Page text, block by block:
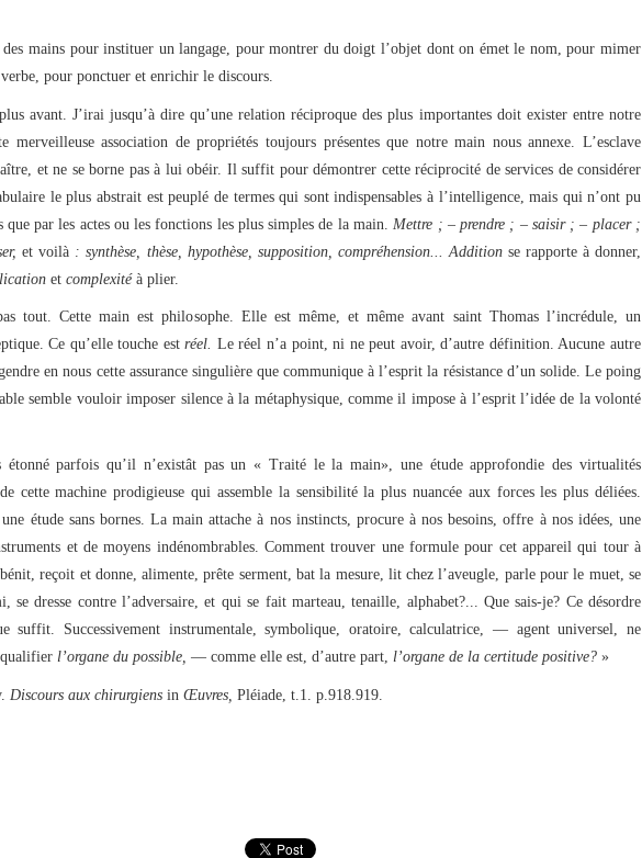
mains pour instituer un langage, pour montrer du doigt l’objet dont on émet le nom, pour mimer
pour ponctuer et enrichir le discours.
avant. J’irai jusqu’à dire qu’une relation réciproque des plus importantes doit exister entre notre
merveilleuse association de propriétés toujours présentes que notre main nous annexe. L’esclave
et ne se borne pas à lui obéir. Il suffit pour démontrer cette réciprocité de services de considérer
le plus abstrait est peuplé de termes qui sont indispensables à l’intelligence, mais qui n’ont pu
par les actes ou les fonctions les plus simples de la main. Mettre ; – prendre ; – saisir ; – placer ;
et voilà : synthèse, thèse, hypothèse, supposition, compréhension... Addition se rapporte à donner,
et complexité à plier.
tout. Cette main est philosophe. Elle est même, et même avant saint Thomas l’incrédule, un
Ce qu’elle touche estréel. Le réel n’a point, ni ne peut avoir, d’autre définition. Aucune autre
en nous cette assurance singulière que communique à l’esprit la résistance d’un solide. Le poing
semble vouloir imposer silence à la métaphysique, comme il impose à l’esprit l’idée de la volonté
parfois qu’il n’existât pas un « Traité le la main», une étude approfondie des virtualités
cette machine prodigieuse qui assemble la sensibilité la plus nuancée aux forces les plus déliées.
étude sans bornes. La main attache à nos instincts, procure à nos besoins, offre à nos idées, une
et de moyens indénombrables. Comment trouver une formule pour cet appareil qui tour à
reçoit et donne, alimente, prête serment, bat la mesure, lit chez l’aveugle, parle pour le muet, se
se dresse contre l’adversaire, et qui se fait marteau, tenaille, alphabet?... Que sais-je? Ce désordre
suffit. Successivement instrumentale, symbolique, oratoire, calculatrice, — agent universel, ne
l’organe du possible, — comme elle est, d’autre part, l’organe de la certitude positive? »
Discours aux chirurgiens in Œuvres, Pléiade, t.1. p.918.919.